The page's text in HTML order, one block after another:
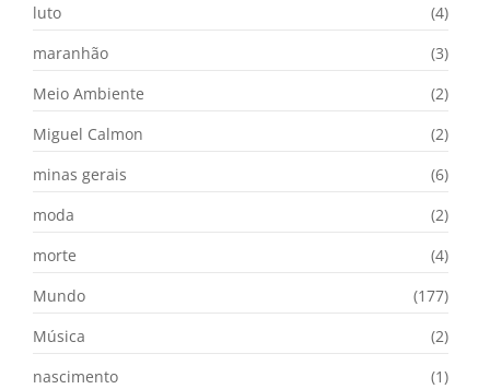
luto
(4)
maranhão
(3)
Meio Ambiente
(2)
Miguel Calmon
(2)
minas gerais
(6)
moda
(2)
morte
(4)
Mundo
(177)
Música
(2)
nascimento
(1)